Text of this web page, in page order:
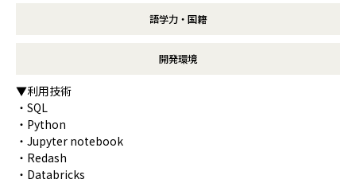
語学力・国籍
開発環境
▼利用技術
・SQL
・Python
・Jupyter notebook
・Redash
・Databricks